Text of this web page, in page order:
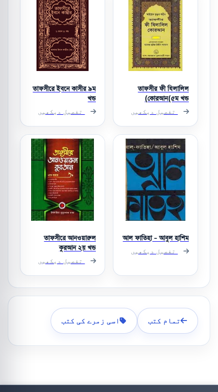
তাফসীর ফী যিলালিল
কোরআন(৫ম খন্ড)
تفصیل دیکھیں
তাফসীরে ইবনে কাসীর ৯ম
খন্ড
تفصیل دیکھیں
আল ফাতিহা - আবুল হাশিম
تفصیل دیکھیں
তাফসীরে আনওয়ারুল
কুরআন ২য় খন্ড
تفصیل دیکھیں
تمام کتب اسی زمرے کی کتب